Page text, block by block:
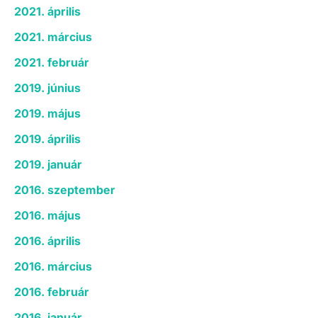
2021. április
2021. március
2021. február
2019. június
2019. május
2019. április
2019. január
2016. szeptember
2016. május
2016. április
2016. március
2016. február